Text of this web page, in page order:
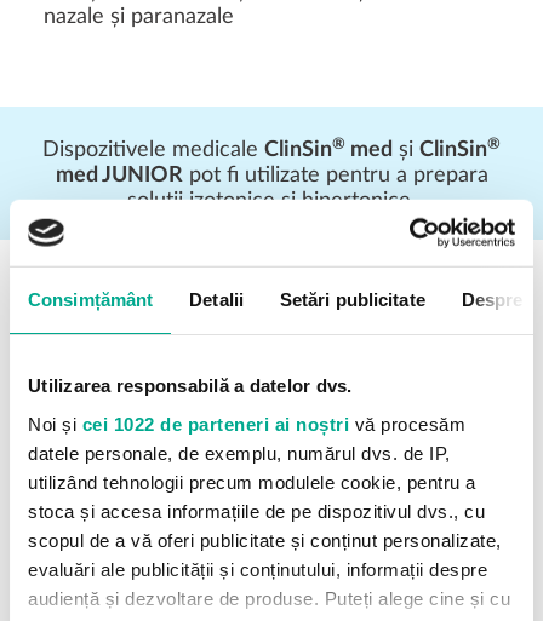
Consimțământ Detalii Setări publicitate Despre
Utilizarea responsabilă a datelor dvs.
Noi și cei 1022 de parteneri ai noștri vă procesăm
datele personale, de exemplu, numărul dvs. de IP,
utilizând tehnologii precum modulele cookie, pentru a
stoca și accesa informațiile de pe dispozitivul dvs., cu
scopul de a vă oferi publicitate și conținut personalizate,
evaluări ale publicității și conținutului, informații despre
audiență și dezvoltare de produse. Puteți alege cine și cu
nazale și paranazale
Dispozitivele medicale ClinSin® med și ClinSin®
med JUNIOR pot fi utilizate pentru a prepara
soluții izotonice și hipertonice.
UTILIZARE
IZOTONICĂ